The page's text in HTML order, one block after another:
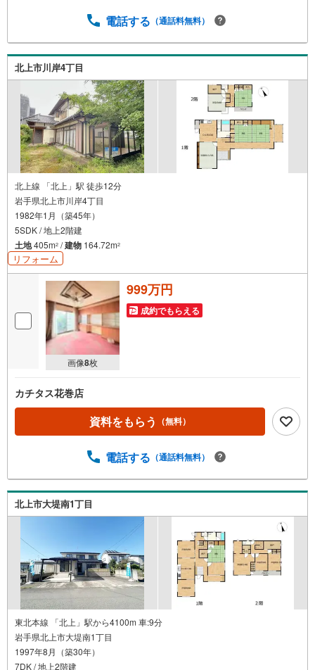
電話する （通話料無料）
北上市川岸4丁目
北上線 「北上」駅 徒歩12分
岩手県北上市川岸4丁目
1982年1月（築45年）
5SDK / 地上2階建
土地405m2 /建物 164.72m2
リフォーム
画像8枚
999万円
成約でもらえる
カチタス花巻店
資料をもらう （無料）
電話する （通話料無料）
北上市大堤南1丁目
東北本線 「北上」駅から4100m 車:9分
岩手県北上市大堤南1丁目
1997年8月（築30年）
7DK / 地上2階建